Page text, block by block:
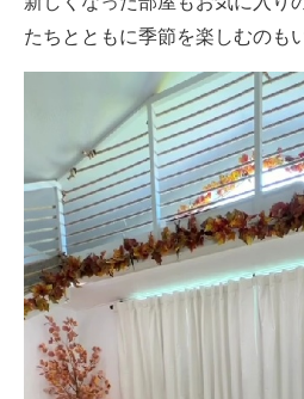
たちとともに季節を楽しむのも